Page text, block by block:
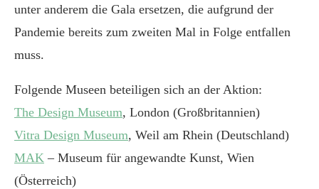
unter anderem die Gala ersetzen, die aufgrund der
Pandemie bereits zum zweiten Mal in Folge entfallen
muss.
Folgende Museen beteiligen sich an der Aktion:
The Design Museum, London (Großbritannien)
Vitra Design Museum, Weil am Rhein (Deutschland)
MAK – Museum für angewandte Kunst, Wien
(Österreich)